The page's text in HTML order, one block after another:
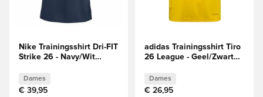
Nike Trainingsshirt Dri-FIT
Strike 26 - Navy/Wit
Dames
€ 39,95
adidas Trainingsshirt Tiro
26 League - Geel/Zwart
Dames
€ 26,95